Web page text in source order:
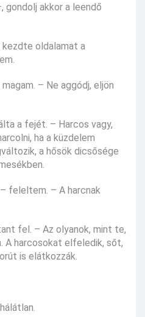
gondolj akkor a leendő
oldalamat a
– Ne aggódj, eljön
a fejét. – Harcos vagy,
ha a küzdelem
a hősök dicsősége
feleltem. – A harcnak
fel. – Az olyanok, mint te,
A harcosokat elfeledik, sőt,
is elátkozzák.